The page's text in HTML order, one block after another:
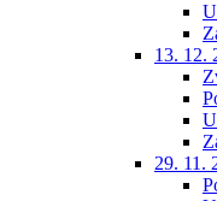
13. 12.
29. 11.